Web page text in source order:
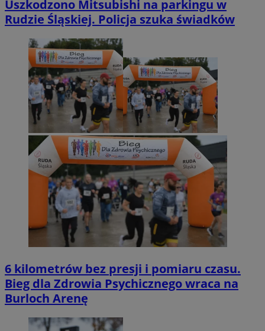
Uszkodzono Mitsubishi na parkingu w
Rudzie Śląskiej. Policja szuka świadków
6 kilometrów bez presji i pomiaru czasu.
Bieg dla Zdrowia Psychicznego wraca na
Burloch Arenę